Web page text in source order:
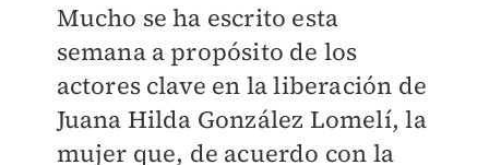
Mucho se ha escrito esta
semana a propósito de los
actores clave en la liberación de
Juana Hilda González Lomelí, la
mujer que, de acuerdo con la